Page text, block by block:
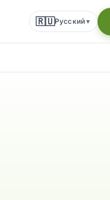
🇷🇺Русский▾